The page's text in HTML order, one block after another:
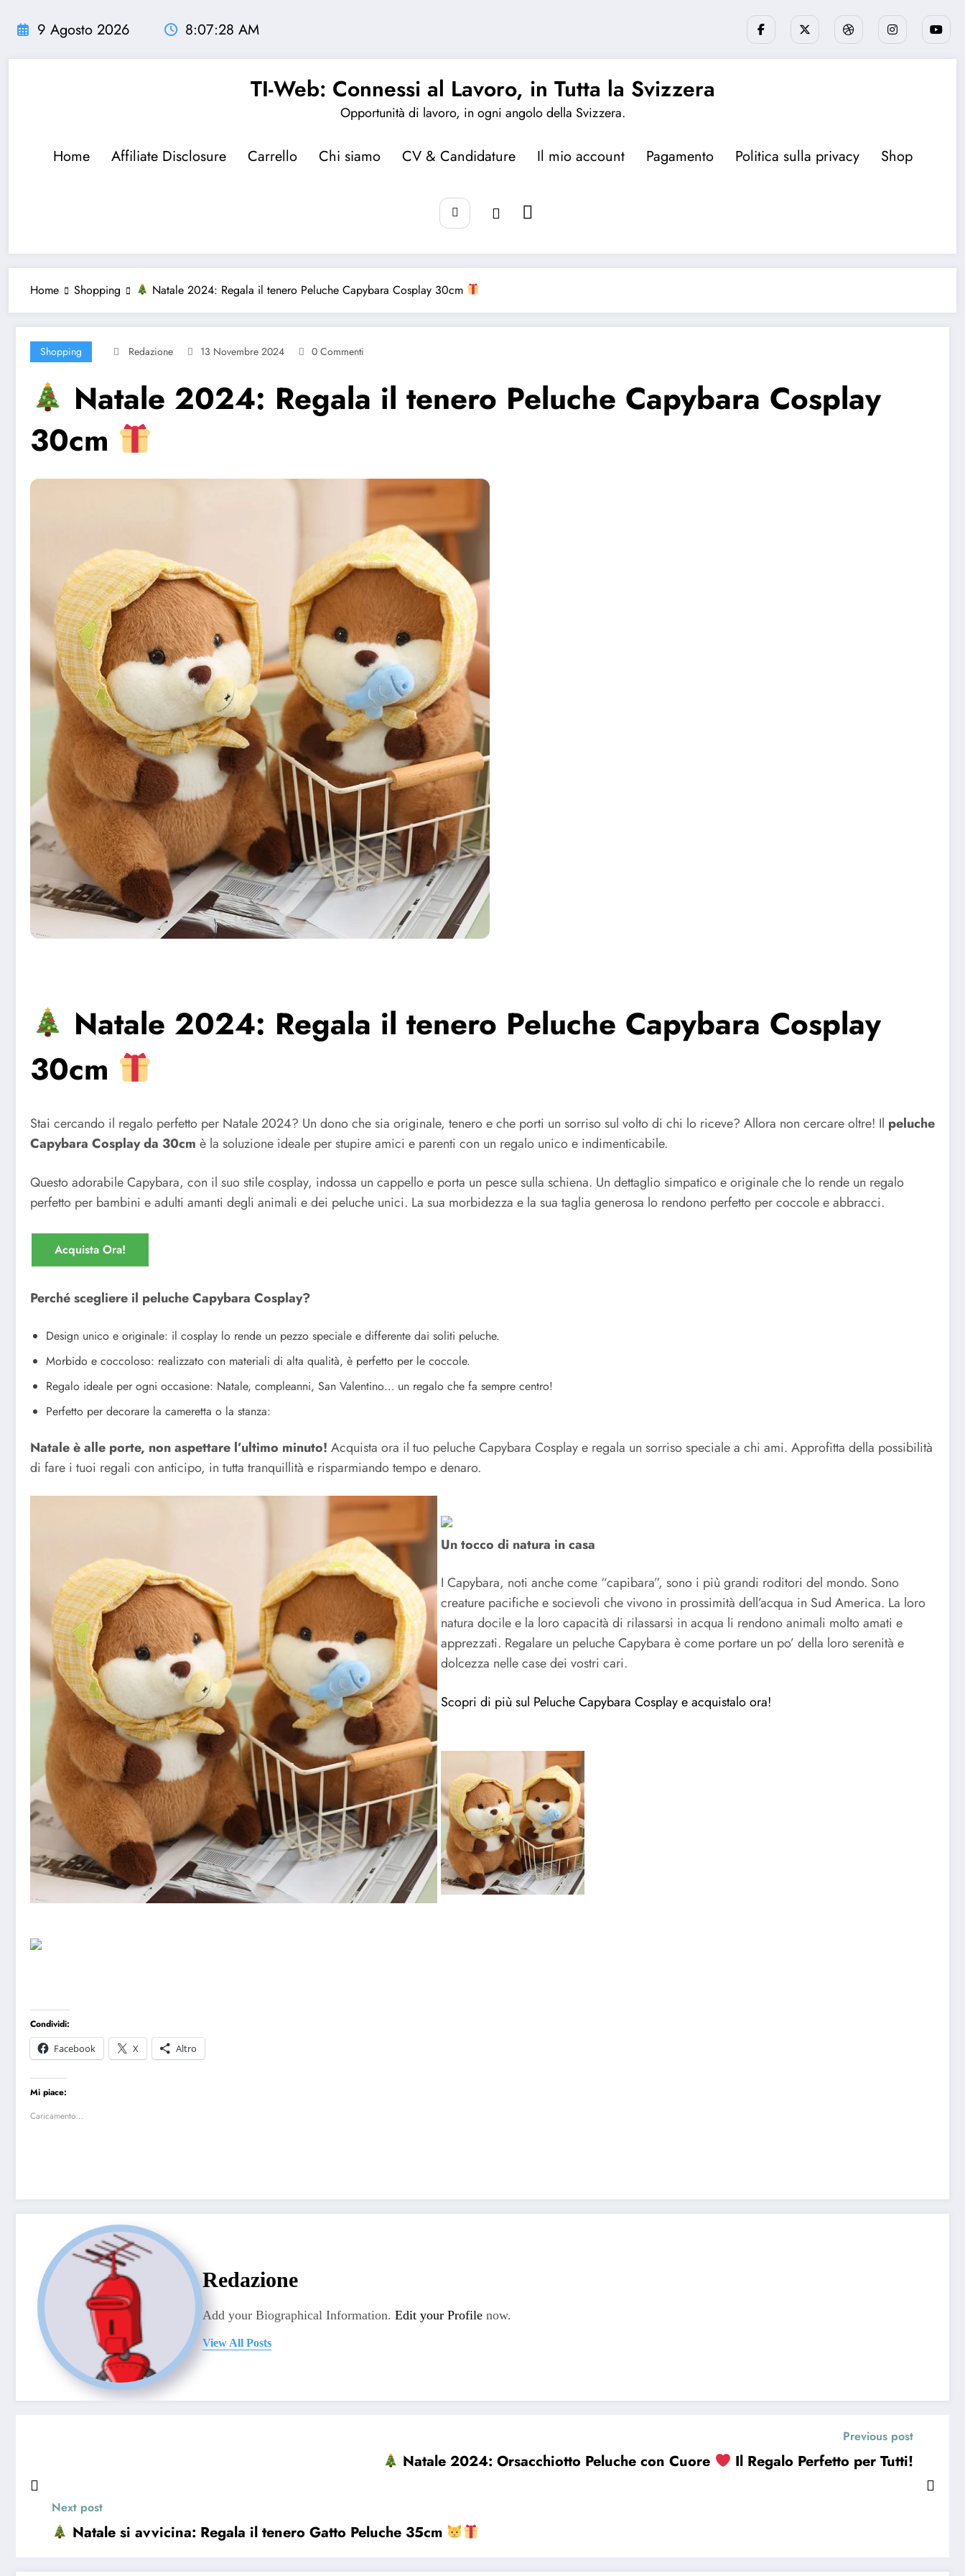
9 Agosto 2026 8:07:30 AM
TI-Web: Connessi al Lavoro, in Tutta la Svizzera
Opportunità di lavoro, in ogni angolo della Svizzera.
Home Affiliate Disclosure Carrello Chi siamo CV & Candidature Il mio account Pagamento Politica sulla privacy Shop
Home Shopping Natale 2024: Regala il tenero Peluche Capybara Cosplay 30cm
Shopping Redazione 13 Novembre 2024 0 Commenti
Natale 2024: Regala il tenero Peluche Capybara Cosplay
30cm
Natale 2024: Regala il tenero Peluche Capybara Cosplay
30cm
Stai cercando il regalo perfetto per Natale 2024? Un dono che sia originale, tenero e che porti un sorriso sul volto di chi lo riceve? Allora non cercare oltre! Il peluche
Capybara Cosplay da 30cm è la soluzione ideale per stupire amici e parenti con un regalo unico e indimenticabile.
Questo adorabile Capybara, con il suo stile cosplay, indossa un cappello e porta un pesce sulla schiena. Un dettaglio simpatico e originale che lo rende un regalo
perfetto per bambini e adulti amanti degli animali e dei peluche unici. La sua morbidezza e la sua taglia generosa lo rendono perfetto per coccole e abbracci.
Acquista Ora!
Perché scegliere il peluche Capybara Cosplay?
Design unico e originale: il cosplay lo rende un pezzo speciale e differente dai soliti peluche.
Morbido e coccoloso: realizzato con materiali di alta qualità, è perfetto per le coccole.
Regalo ideale per ogni occasione: Natale, compleanni, San Valentino… un regalo che fa sempre centro!
Perfetto per decorare la cameretta o la stanza:
Natale è alle porte, non aspettare l’ultimo minuto! Acquista ora il tuo peluche Capybara Cosplay e regala un sorriso speciale a chi ami. Approfitta della possibilità
di fare i tuoi regali con anticipo, in tutta tranquillità e risparmiando tempo e denaro.
Un tocco di natura in casa
I Capybara, noti anche come “capibara”, sono i più grandi roditori del mondo. Sono
creature pacifiche e socievoli che vivono in prossimità dell’acqua in Sud America. La loro
natura docile e la loro capacità di rilassarsi in acqua li rendono animali molto amati e
apprezzati. Regalare un peluche Capybara è come portare un po’ della loro serenità e
dolcezza nelle case dei vostri cari.
Scopri di più sul Peluche Capybara Cosplay e acquistalo ora!
Condividi:
Facebook
X Altro
Mi piace:
Caricamento...
Redazione
Add your Biographical Information. Edit your Profile now.
View All Posts
Previous post
Natale 2024: Orsacchiotto Peluche con Cuore Il Regalo Perfetto per Tutti!
Next post
Natale si avvicina: Regala il tenero Gatto Peluche 35cm